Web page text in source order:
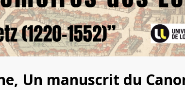
Un manuscrit du